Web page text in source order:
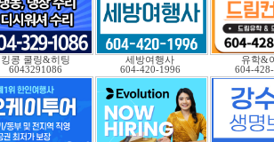
킹콩 쿨링&히팅
6043291086
세방여행사
604-420-1996
유학&
604-